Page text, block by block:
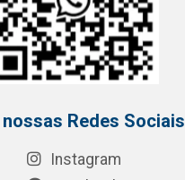
Redes Sociais
Instagram